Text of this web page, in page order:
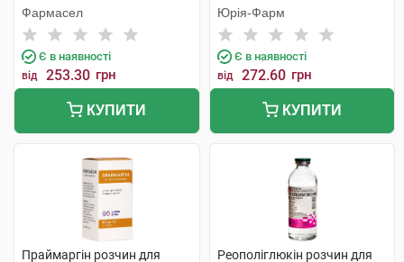
Фармасел
Є в наявності
від 253.30 грн
КУПИТИ
Юрія-Фарм
Є в наявності
від 272.60 грн
КУПИТИ
Праймаргін розчин для Реополіглюкін розчин для